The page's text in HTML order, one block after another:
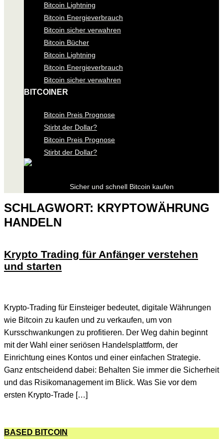
Bitcoin Lightning
Bitcoin Energieverbrauch
Bitcoin sicher verwahren
Bitcoin Bücher
Bitcoin Lightning
Bitcoin Energieverbrauch
Bitcoin sicher verwahren
BITCOINER
Bitcoin Preis Prognose
Stirbt der Dollar?
Bitcoin Preis Prognose
Stirbt der Dollar?
Sicher und schnell Bitcoin kaufen
SCHLAGWORT: KRYPTOWÄHRUNG
HANDELN
Krypto Trading für Anfänger verstehen
und starten
Krypto-Trading für Einsteiger bedeutet, digitale Währungen
wie Bitcoin zu kaufen und zu verkaufen, um von
Kursschwankungen zu profitieren. Der Weg dahin beginnt
mit der Wahl einer seriösen Handelsplattform, der
Einrichtung eines Kontos und einer einfachen Strategie.
Ganz entscheidend dabei: Behalten Sie immer die Sicherheit
und das Risikomanagement im Blick. Was Sie vor dem
ersten Krypto-Trade […]
BASED BITCOIN